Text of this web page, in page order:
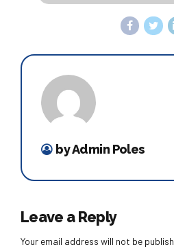
by Admin Poles
Leave a Reply
Your email address will not be